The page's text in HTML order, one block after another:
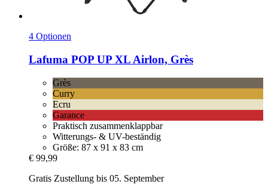
4 Optionen
Lafuma POP UP XL Airlon, Grès
Grès
Curry
Ecru
Garance
Praktisch zusammenklappbar
Witterungs- & UV-beständig
Größe: 87 x 91 x 83 cm
€ 99,99
Gratis Zustellung bis 05. September